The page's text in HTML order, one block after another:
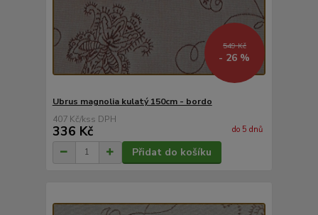
549 Kč
- 26 %
Ubrus magnolia kulatý 150cm - bordo
407 Kč/ks
336 Kč do 5 dnů
Přidat do košíku